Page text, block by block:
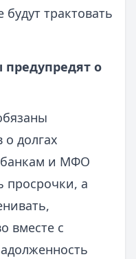
трактовать
предупредят о
о долгах
и МФО
просрочки, а
вместе с